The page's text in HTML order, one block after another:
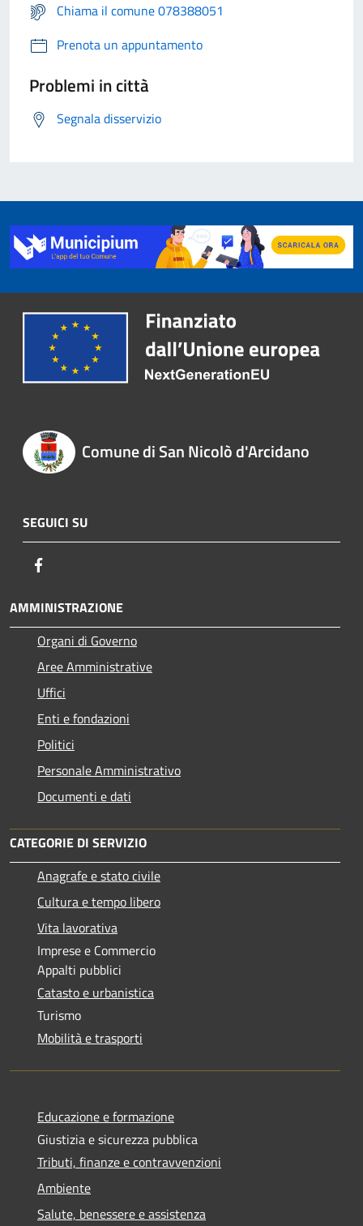
Chiama il comune 078388051
Prenota un appuntamento
Problemi in città
Segnala disservizio
Comune di San Nicolò d'Arcidano
SEGUICI SU
AMMINISTRAZIONE
Organi di Governo
Aree Amministrative
Uffici
Enti e fondazioni
Politici
Personale Amministrativo
Documenti e dati
CATEGORIE DI SERVIZIO
Anagrafe e stato civile
Cultura e tempo libero
Vita lavorativa
Imprese e Commercio
Appalti pubblici
Catasto e urbanistica
Turismo
Mobilità e trasporti
Educazione e formazione
Giustizia e sicurezza pubblica
Tributi, finanze e contravvenzioni
Ambiente
Salute, benessere e assistenza